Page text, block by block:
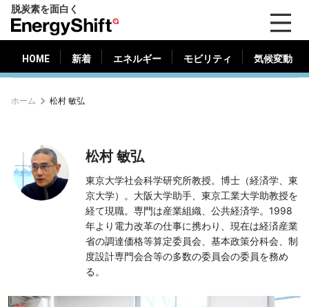
脱炭素を面白く
ナ
ジ
ー
HOME 新着 エネルギー モビリティ 気候変動
新着 エネルギー 気候変動
ホーム 松村 敏弘
松村 敏弘
東京大学社会科学研究所教授。博士（経済学、東
京大学）。大阪大学助手、東京工業大学助教授を
経て現職。専門は産業組織、公共経済学。1998
年より電力改革の仕事に携わり、現在は経済産業
省の調達価格等算定委員会、基本政策分科会、制
度設計専門会合等の多数の委員会の委員を務め
る。